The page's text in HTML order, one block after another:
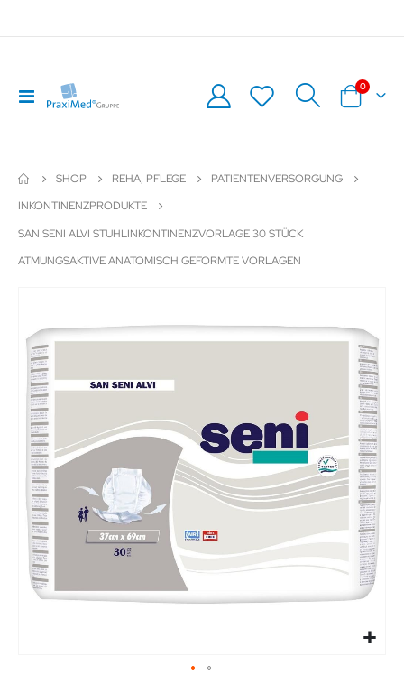
Navigation
umschalten
Warenkorb
0Artikel
SHOP REHA, PFLEGE
PATIENTENVERSORGUNG
INKONTINENZPRODUKTE
SAN SENI ALVI STUHLINKONTINENZVORLAGE 30 STÜCK
ATMUNGSAKTIVE ANATOMISCH GEFORMTE VORLAGEN
der
Bildergalerie
springen